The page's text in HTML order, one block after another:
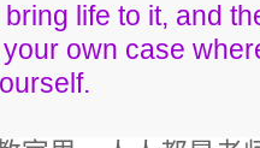
life to it, and
own case